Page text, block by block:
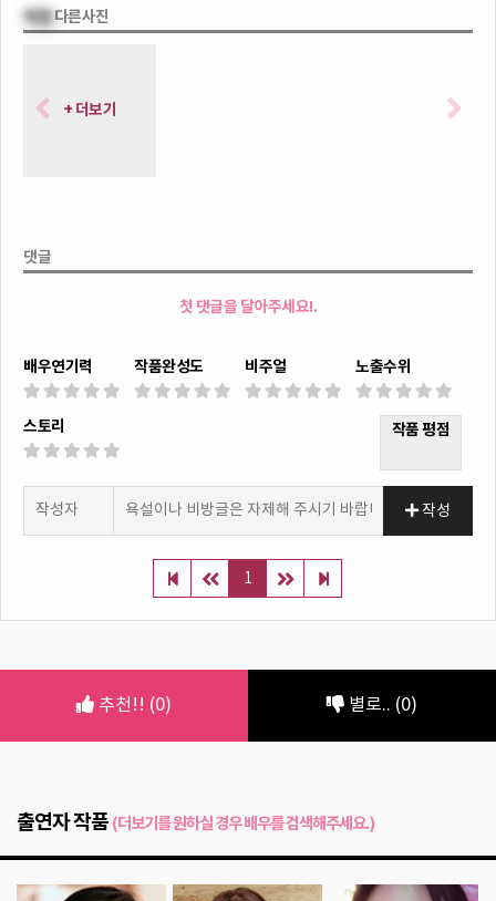
떡정 다른사진
+ 더보기
댓글
첫 댓글을 달아주세요!.
배우연기력 작품완성도 비주얼 노출수위
스토리 작품 평점
작성
1
추천!! (0) 별로.. (0)
출연자 작품 (더보기를 원하실 경우 배우를 검색해주세요.)